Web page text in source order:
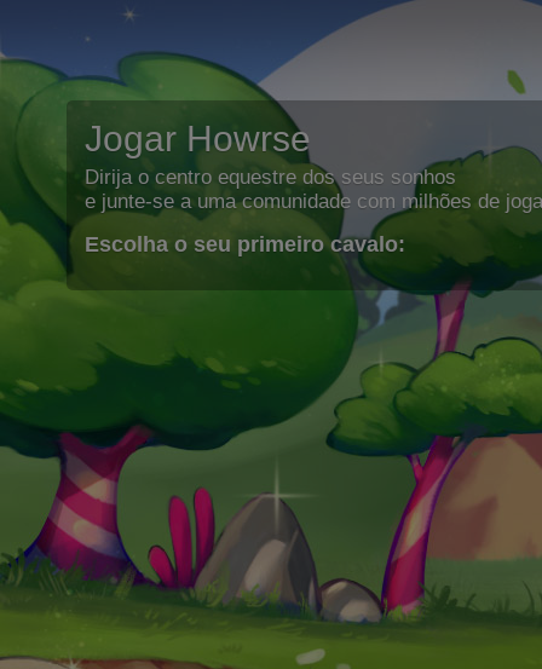
Jogar Howrse
Dirija o centro equestre dos seus sonhos
e junte-se a uma comunidade com milhões de
Escolha o seu primeiro cavalo: